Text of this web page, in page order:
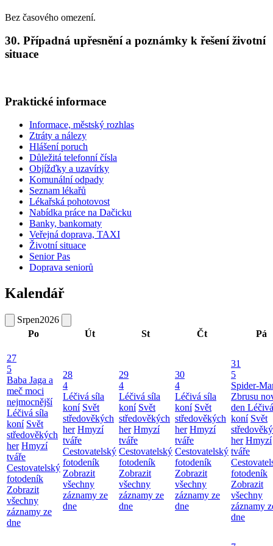
Bez časového omezení.
30. Případná upřesnění a poznámky k řešení životní
situace
Praktické informace
Informace, městský rozhlas
Ztráty a nálezy
Hlášení poruch
Důležitá telefonní čísla
Objížďky a uzavírky
Komunální odpady
Seznam lékařů
Lékařská pohotovost
Nabídka práce na Dačicku
Banky, bankomaty
Veřejná doprava, TAXI
Životní situace
Senior Pas
Doprava seniorů
Kalendář
Srpen2026
Po
Út St Čt Pá
27
5
Baba Jaga a
meč moci
nejmocnější
Léčivá síla
koní Svět
středověkých
her Hmyzí
tváře
Cestovatelský
fotodeník
Zobrazit
všechny
záznamy ze
dne
28
4
Léčivá síla
koní Svět
středověkých
her Hmyzí
tváře
Cestovatelský
fotodeník
Zobrazit
všechny
záznamy ze
dne
29
4
Léčivá síla
koní Svět
středověkých
her Hmyzí
tváře
Cestovatelský
fotodeník
Zobrazit
všechny
záznamy ze
dne
30
4
Léčivá síla
koní Svět
středověkých
her Hmyzí
tváře
Cestovatelský
fotodeník
Zobrazit
všechny
záznamy ze
dne
31
5
Spider-
Zbrusu
den
koní Svět
her Hmyzí
tváře
fotodeník
Zobrazit
všechny
záznamy
dne